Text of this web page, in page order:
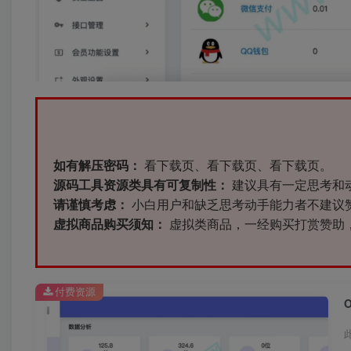
如有解压密码： 看下载页、看下载页、看下载页。
源码工具资源类具有可复制性：
建议具有一定思考和
请谨慎考虑： 小白用户和缺乏思考动手能力者不建议
虚拟商品购买须知：
虚拟类商品，一经购买打赏赞
付费资源